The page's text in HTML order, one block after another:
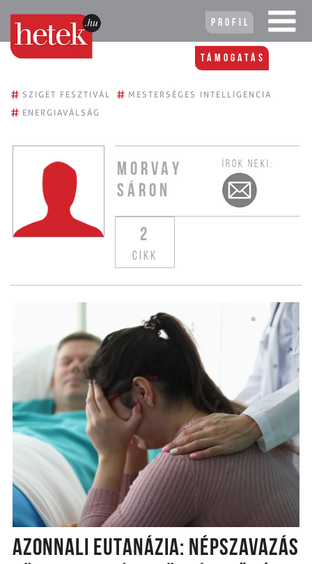
Profil
Támogatás
# SZIGET FESZTIVÁL # MESTERSÉGES INTELLIGENCIA
# ENERGIAVÁLSÁG
MORVAY
SÁRON
ÍROK NEKI:
2
CIKK
AZONNALI EUTANÁZIA: NÉPSZAVAZÁS